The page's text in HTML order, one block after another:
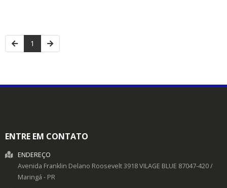
1
ENTRE EM CONTATO
ENDEREÇO
Avenida Franklin Delano Roosevelt 3918VILAGE BLUE 87047-420/
Maringá - PR